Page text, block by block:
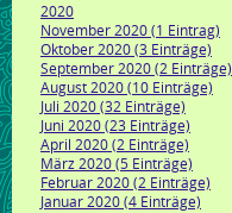
2020
November 2020 (1 Eintrag)
Oktober 2020 (3 Einträge)
September 2020 (2 Einträge)
August 2020 (10 Einträge)
Juli 2020 (32 Einträge)
Juni 2020 (23 Einträge)
April 2020 (2 Einträge)
März 2020 (5 Einträge)
Februar 2020 (2 Einträge)
Januar 2020 (4 Einträge)